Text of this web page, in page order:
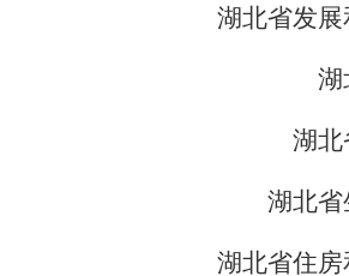
湖北省发
湖北
湖北
湖北省住